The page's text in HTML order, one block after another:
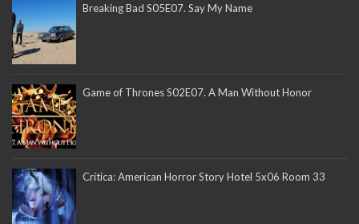
Breaking Bad S05E07. Say My Name
Game of Thrones S02E07. A Man Without Honor
Crítica: American Horror Story Hotel 5x06 Room 33